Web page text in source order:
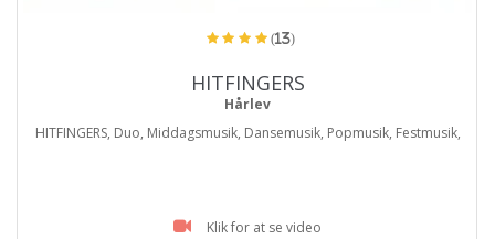
(13)
HITFINGERS
Hårlev
HITFINGERS, Duo, Middagsmusik, Dansemusik, Popmusik, Festmusik,
Klik for at se video